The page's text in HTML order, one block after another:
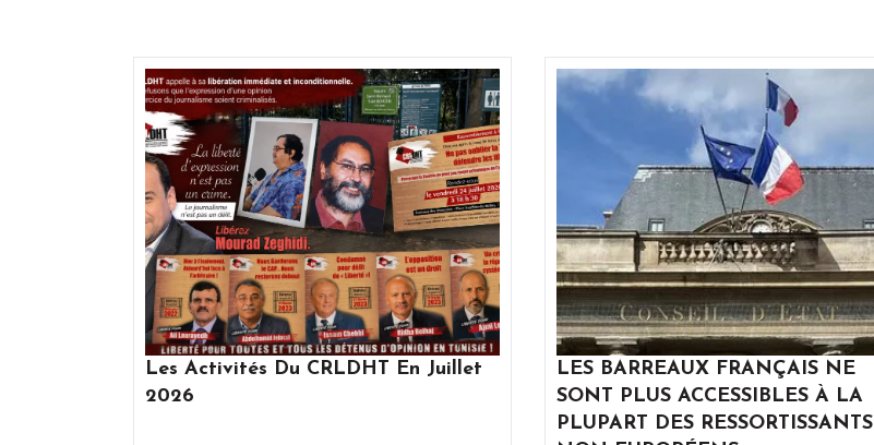
Les Activités Du CRLDHT En Juillet
2026
LES BARREAUX FRANÇAIS NE
SONT PLUS ACCESSIBLES À LA
PLUPART DES RESSORTISSANTS